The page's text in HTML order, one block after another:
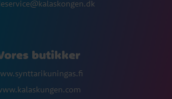
butikker